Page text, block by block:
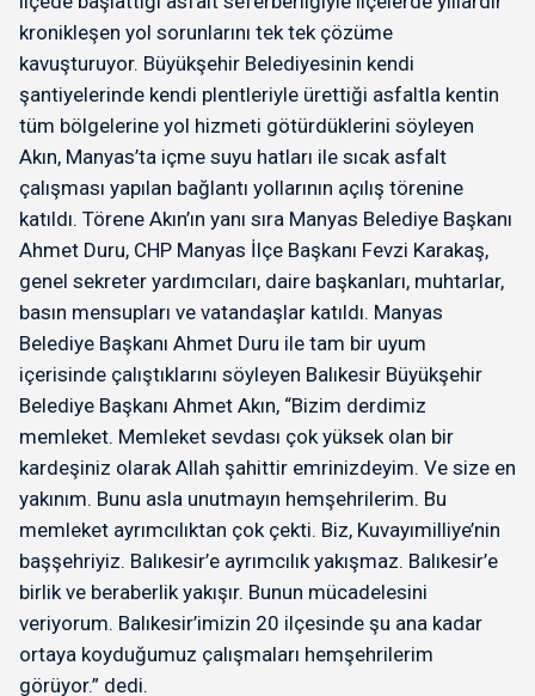
kronikleşen yol sorunlarını tek tek çözüme
kavuşturuyor. Büyükşehir Belediyesinin kendi
şantiyelerinde kendi plentleriyle ürettiği asfaltla kentin
tüm bölgelerine yol hizmeti götürdüklerini söyleyen
Akın, Manyas’ta içme suyu hatları ile sıcak asfalt
çalışması yapılan bağlantı yollarının açılış törenine
katıldı. Törene Akın’ın yanı sıra Manyas Belediye Başkanı
Ahmet Duru, CHP Manyas İlçe Başkanı Fevzi Karakaş,
genel sekreter yardımcıları, daire başkanları, muhtarlar,
basın mensupları ve vatandaşlar katıldı. Manyas
Belediye Başkanı Ahmet Duru ile tam bir uyum
içerisinde çalıştıklarını söyleyen Balıkesir Büyükşehir
Belediye Başkanı Ahmet Akın, “Bizim derdimiz
memleket. Memleket sevdası çok yüksek olan bir
kardeşiniz olarak Allah şahittir emrinizdeyim. Ve size en
yakınım. Bunu asla unutmayın hemşehrilerim. Bu
memleket ayrımcılıktan çok çekti. Biz, Kuvayımilliye’nin
başşehriyiz. Balıkesir’e ayrımcılık yakışmaz. Balıkesir’e
birlik ve beraberlik yakışır. Bunun mücadelesini
veriyorum. Balıkesir’imizin 20 ilçesinde şu ana kadar
ortaya koyduğumuz çalışmaları hemşehrilerim
görüyor.” dedi.